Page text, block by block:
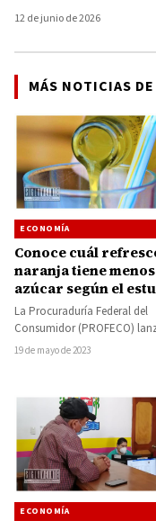
12 de junio de 2026
MÁS NOTICIAS DE
ECONOMÍA
Conoce cuál
naranja tiene menos
azúcar según el
calidad de la
La Procuraduría Federal del
Consumidor (PROFECO)
estudio de refrescos en su
19 de mayo de 2023
ECONOMÍA